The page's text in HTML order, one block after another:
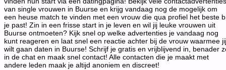
van single vrouwen in Buurse en krijg vandaag nog de mogelijk om
een heuse match te vinden met een vrouw die qua profiel het beste
je past! Zin in een frisse start in je leven en wil jij leuke vrouwen uit
Buurse ontmoeten? Kijk snel op welke advertenties je vandaag nog
kunt reageren en laat snel een reactie achter bij de vrouw waarmee jij
wilt gaan daten in Buurse! Schrijf je gratis en vrijblijvend in, benader
in de chat en maak snel contact! Alle contacten die je maakt met
andere leden maak je altijd anoniem en discreet!